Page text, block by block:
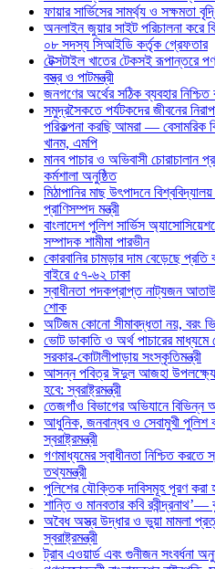
ফায়ার সার্ভিসের সামর্থ্য ও সক্ষমতা
অনলাইন জুয়ার সাইট পরিচালনা করে
০৮ সদস্য সিআইডি কর্তৃক গ্রেফতার
টেক্সটাইল খাতের টেকসই রূপান্তরে
বস্ত্র ও পাটমন্ত্রী
জনগণের অর্থের সঠিক ব্যবহার
সমুদ্রসৈকতে পর্যটকদের জীবনের
পরিকল্পনা করছি আমরা — বেসামরিক
খানম, এমপি
মানব পাচার ও অভিবাসী চোরাচালান
কর্মশালা অনুষ্ঠিত
মিঠাপানির মাছ উৎপাদনে
প্রাণিসম্পদ মন্ত্রী
বাংলাদেশ পুলিশ সার্ভিস
সম্পাদক শামীমা পারভীন
কোরবানির চামড়ার দাম বেড়েছে
বাইরে ৫৭-৬২ ঢাকা
স্বাধীনতা পদকপ্রাপ্ত নাট্যজন
শোক
অটিজম কোনো সীমাবদ্ধতা নয়, বরং
ভোট ডাকাতি ও অর্থ পাচারের মাধ্যমে
সরকার-কোটালীপাড়ায় সংস্কৃতিমন্ত্রী
আসন্ন পবিত্র ঈদুল আজহা উপলক্ষ্যে
হবে: স্বরাষ্ট্রমন্ত্রী
তেজগাঁও বিভাগের অভিযানে
আধুনিক, জনবান্ধব ও সেবামুখী পুলিশ
স্বরাষ্ট্রমন্ত্রী
গণমাধ্যমের স্বাধীনতা নিশ্চিত করতে
তথ্যমন্ত্রী
পুলিশের যৌক্তিক দাবিসমূহ পূরণ করা
শান্তি ও মানবতার কবি রবীন্দ্রনাথ’—
অবৈধ অস্ত্র উদ্ধার ও ভুয়া মামলা
স্বরাষ্ট্রমন্ত্রী
ট্রাব এওয়ার্ড এবং গুনীজন সংবর্ধনা